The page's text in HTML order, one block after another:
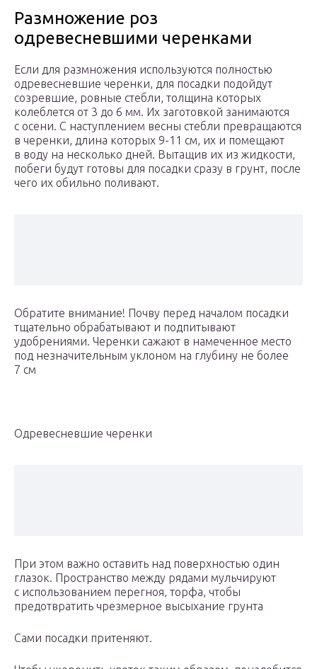
Размножение роз
одревесневшими черенками
Если для размножения используются полностью
одревесневшие черенки, для посадки подойдут
созревшие, ровные стебли, толщина которых
колеблется от 3 до 6 мм. Их заготовкой занимаются
с осени. С наступлением весны стебли превращаются
в черенки, длина которых 9-11 см, их и помещают
в воду на несколько дней. Вытащив их из жидкости,
побеги будут готовы для посадки сразу в грунт, после
чего их обильно поливают.
Обратите внимание! Почву перед началом посадки
тщательно обрабатывают и подпитывают
удобрениями. Черенки сажают в намеченное место
под незначительным уклоном на глубину не более
7 см
Одревесневшие черенки
При этом важно оставить над поверхностью один
глазок. Пространство между рядами мульчируют
с использованием перегноя, торфа, чтобы
предотвратить чрезмерное высыхание грунта
Сами посадки притеняют.